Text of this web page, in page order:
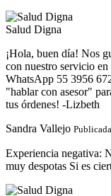
Salud Digna
¡Hola, buen día! Nos
con nuestro servicio
WhatsApp 55 3956
"hablar con asesor"
tus órdenes! -Lizbeth
Sandra Vallejo
Experiencia negativa:
muy despotas Si es